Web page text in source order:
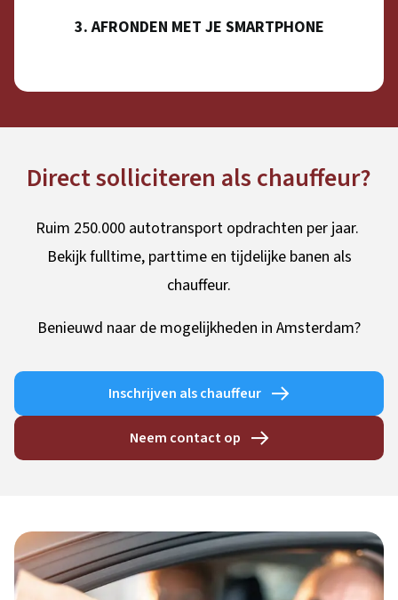
3. AFRONDEN MET JE SMARTPHONE
Direct solliciteren als chauffeur?
Ruim 250.000 autotransport opdrachten per jaar.
Bekijk fulltime, parttime en tijdelijke banen als
chauffeur.
Benieuwd naar de mogelijkheden in Amsterdam?
Inschrijven als chauffeur
Neem contact op